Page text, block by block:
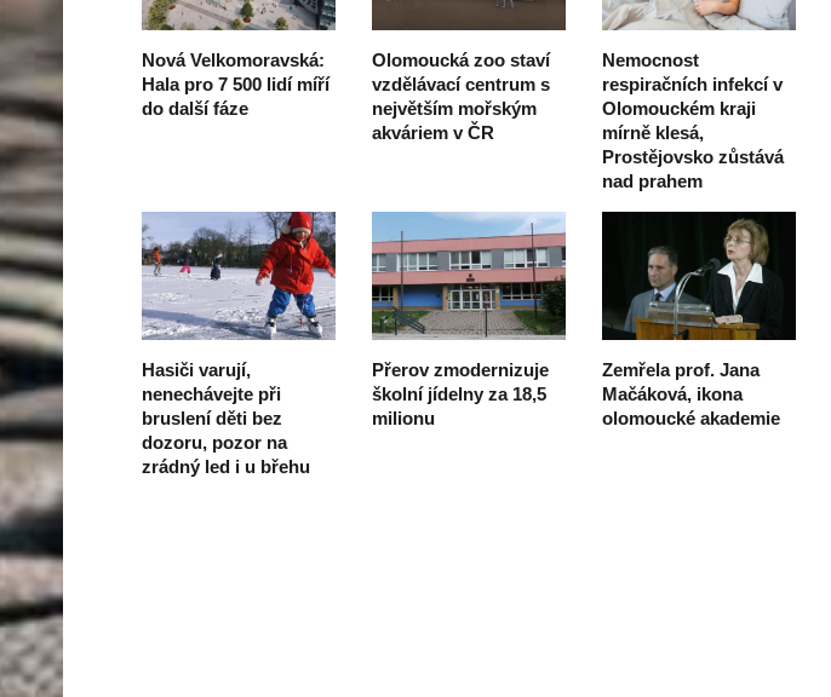
Nová Velkomoravská:
Hala pro 7 500 lidí míří
do další fáze
Olomoucká zoo staví
vzdělávací centrum s
největším mořským
akváriem v ČR
Nemocnost
respiračních infekcí v
Olomouckém kraji
mírně klesá,
Prostějovsko zůstává
nad prahem
Hasiči varují,
nenechávejte při
bruslení děti bez
dozoru, pozor na
zrádný led i u břehu
Přerov zmodernizuje
školní jídelny za 18,5
milionu
Zemřela prof. Jana
Mačáková, ikona
olomoucké akademie